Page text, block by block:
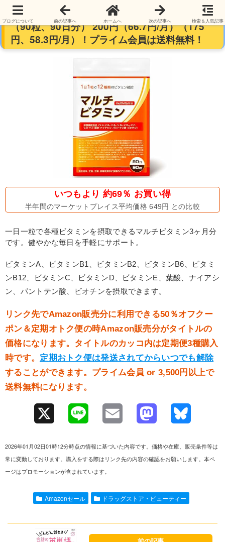
【3ヶ月分】DUEN マルチビタミン 3ヶ月分
（90粒、90日分） 200円（66.7円/月）（175
円、58.3円/月）！プライム会員は送料無料！
いつもより 約69％ お買い得
半年間のマーケットプレイス平均価格 649円 との比較
一日一粒で各種ビタミンを摂取できるマルチビタミン3ヶ月分
です。健やかな毎日を手軽にサポート。
ビタミンA、ビタミンB1、ビタミンB2、ビタミンB6、ビタミ
ンB12、ビタミンC、ビタミンD、ビタミンE、葉酸、ナイアシ
ン、パントテン酸、ビオチンを摂取できます。
リンク先でAmazon販売分に利用できる50％オフクー
ポン＆定期オトク便の時Amazon販売分がタイトルの
価格になります。タイトルのカッコ内は定期便3種購入
時です。 定期おトク便は発送されてからいつでも解除
することができます。プライム会員 or 3,500円以上で
送料無料になります。
e
l o
o y
2026年01月02日01時12分時点の情報に基づいた内容です。価格や在庫、販売条件等は
常に変動しております。購入をする際はリンク先の内容の確認をお願いします。本ペ
ージはプロモーションが含まれています。
Amazonセール ドラッグストア・ビューティー
ブログについて 前の記事へ ホームへ 次の記事へ 検索＆人気記事